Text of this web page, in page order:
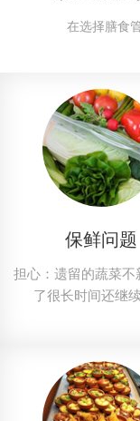
平包
在选择膳食
保鲜问题
担心：遗留的蔬菜不
了很长时间还继